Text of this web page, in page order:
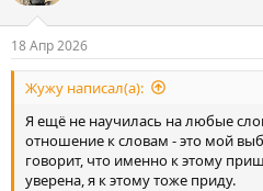
18 Апр 2026
Жужу написал(а):
Я ещё не научилась на любые
отношение к словам - это мой
говорит, что именно к этому
уверена, я к этому тоже приду.